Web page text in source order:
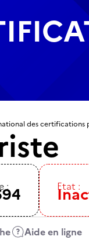
des certifications
: Etat :
Aide en ligne